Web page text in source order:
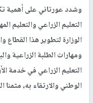
وشدد عورتاني على أهمية
التعليم الزراعي والتعليم
الوزارة لتطوير هذا القطاع
ومهارات الطلبة الزراعية
التعليم الزراعي في خدمة
الوطني والارتقاء به، مثمنا